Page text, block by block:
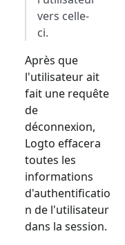
vers celle-
ci.
Après que
l'utilisateur ait
fait une requête
de
déconnexion,
Logto effacera
toutes les
informations
d'authentificatio
n de l'utilisateur
dans la session.